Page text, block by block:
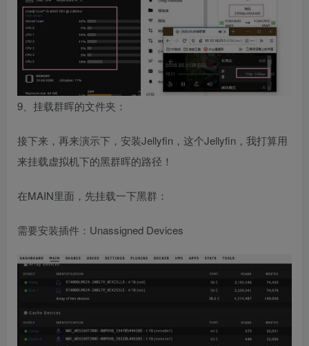
9、挂载群晖的文件夹：
接下来，再来演示下，安装Jellyfin，这个Jellyfin，我打算用
来挂载虚拟机下的黑群晖的路径！
在MAIN里面，先挂载一下黑群：
需要安装插件：Unassigned Devices